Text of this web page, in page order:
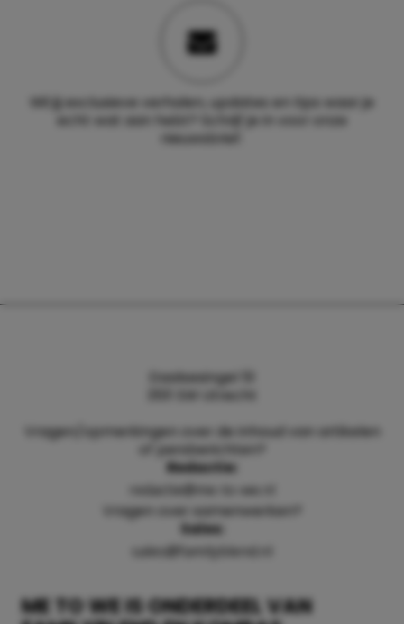
Wil jij exclusieve verhalen, updates en tips waar je
echt wat aan hebt? Schrijf je in voor onze
nieuwsbrief.
ME TO WE IS ONDERDEEL VAN
Daalsesingel 51
3511 SW Utrecht
Vragen/opmerkingen over de inhoud van artikelen
of persberichten?
Redactie:
redactie@me-to-we.nl
Vragen over samenwerken?
Sales:
sales@familyblend.nl